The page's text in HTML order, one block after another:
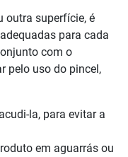
outra superfície, é
para cada
com o
pelo uso do pincel,
la, para evitar a
em aguarrás ou